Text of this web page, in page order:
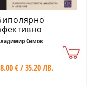
Симов
€ / 35.20 ЛВ.